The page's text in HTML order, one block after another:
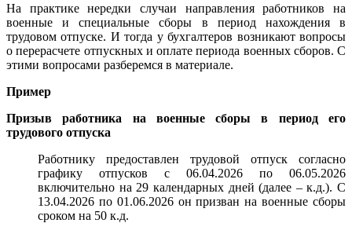
На практике нередки случаи направления работников на
военные и специальные сборы в период нахождения в
трудовом отпуске. И тогда у бухгалтеров возникают вопросы
о перерасчете отпускных и оплате периода военных сборов. С
этими вопросами разберемся в материале.
Пример
Призыв работника на военные сборы в период его
трудового отпуска
Работнику предоставлен трудовой отпуск согласно
графику отпусков с 06.04.2026 по 06.05.2026
включительно на 29 календарных дней (далее – к.д.). С
13.04.2026 по 01.06.2026 он призван на военные сборы
сроком на 50 к.д.